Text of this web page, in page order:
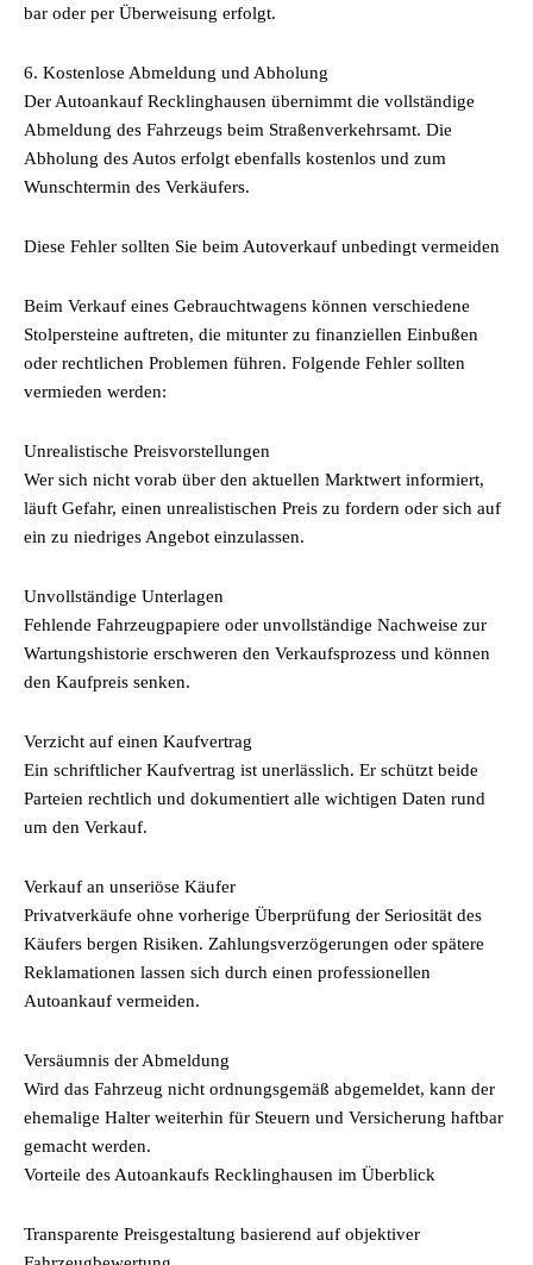
bar oder per Überweisung erfolgt.
6. Kostenlose Abmeldung und Abholung
Der Autoankauf Recklinghausen übernimmt die vollständige
Abmeldung des Fahrzeugs beim Straßenverkehrsamt. Die
Abholung des Autos erfolgt ebenfalls kostenlos und zum
Wunschtermin des Verkäufers.
Diese Fehler sollten Sie beim Autoverkauf unbedingt vermeiden
Beim Verkauf eines Gebrauchtwagens können verschiedene
Stolpersteine auftreten, die mitunter zu finanziellen Einbußen
oder rechtlichen Problemen führen. Folgende Fehler sollten
vermieden werden:
Unrealistische Preisvorstellungen
Wer sich nicht vorab über den aktuellen Marktwert informiert,
läuft Gefahr, einen unrealistischen Preis zu fordern oder sich auf
ein zu niedriges Angebot einzulassen.
Unvollständige Unterlagen
Fehlende Fahrzeugpapiere oder unvollständige Nachweise zur
Wartungshistorie erschweren den Verkaufsprozess und können
den Kaufpreis senken.
Verzicht auf einen Kaufvertrag
Ein schriftlicher Kaufvertrag ist unerlässlich. Er schützt beide
Parteien rechtlich und dokumentiert alle wichtigen Daten rund
um den Verkauf.
Verkauf an unseriöse Käufer
Privatverkäufe ohne vorherige Überprüfung der Seriosität des
Käufers bergen Risiken. Zahlungsverzögerungen oder spätere
Reklamationen lassen sich durch einen professionellen
Autoankauf vermeiden.
Versäumnis der Abmeldung
Wird das Fahrzeug nicht ordnungsgemäß abgemeldet, kann der
ehemalige Halter weiterhin für Steuern und Versicherung haftbar
gemacht werden.
Vorteile des Autoankaufs Recklinghausen im Überblick
Transparente Preisgestaltung basierend auf objektiver